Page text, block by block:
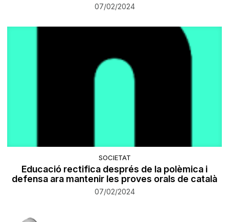
07/02/2024
SOCIETAT
Educació rectifica després de la polèmica i
defensa ara mantenir les proves orals de català
07/02/2024